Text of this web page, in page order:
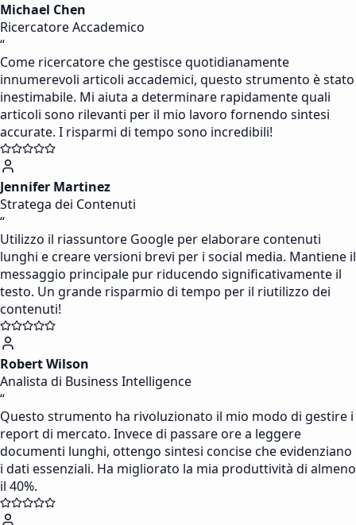
Michael Chen
Ricercatore Accademico
“
Come ricercatore che gestisce quotidianamente
innumerevoli articoli accademici, questo strumento è stato
inestimabile. Mi aiuta a determinare rapidamente quali
articoli sono rilevanti per il mio lavoro fornendo sintesi
accurate. I risparmi di tempo sono incredibili!
Jennifer Martinez
Stratega dei Contenuti
“
Utilizzo il riassuntore Google per elaborare contenuti
lunghi e creare versioni brevi per i social media. Mantiene il
messaggio principale pur riducendo significativamente il
testo. Un grande risparmio di tempo per il riutilizzo dei
contenuti!
Robert Wilson
Analista di Business Intelligence
“
Questo strumento ha rivoluzionato il mio modo di gestire i
report di mercato. Invece di passare ore a leggere
documenti lunghi, ottengo sintesi concise che evidenziano
i dati essenziali. Ha migliorato la mia produttività di almeno
il 40%.